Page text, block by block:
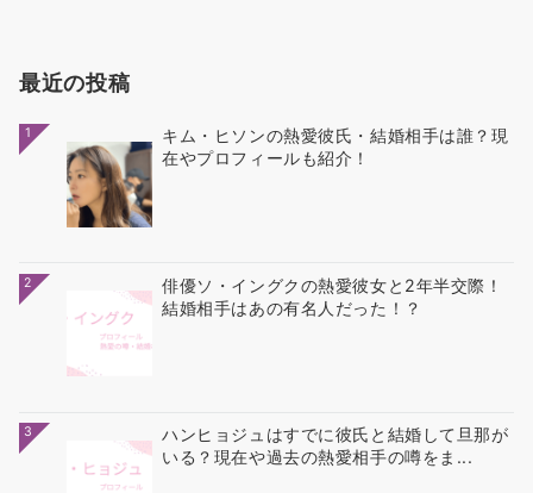
最近の投稿
1
キム・ヒソンの熱愛彼氏・結婚相手は誰？現
在やプロフィールも紹介！
2
俳優ソ・イングクの熱愛彼女と2年半交際！
結婚相手はあの有名人だった！？
3
ハンヒョジュはすでに彼氏と結婚して旦那が
いる？現在や過去の熱愛相手の噂をま...